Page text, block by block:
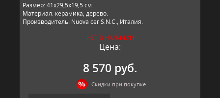
Размер: 41х29,5х19,5 см.
Материал: керамика, дерево.
Производитель: Nuova cer S.N.C., Италия.
НЕТ В НАЛИЧИИ
Цена:
8 570 руб.
Скидки при покупке